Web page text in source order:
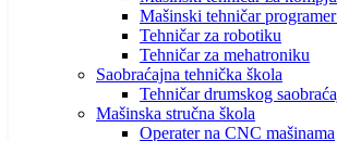
Mašinski tehničar
Tehničar za robotiku
Tehničar za mehatroniku
Saobraćajna tehnička škola
Tehničar drumskog
Mašinska stručna škola
Operater na CNC mašinama